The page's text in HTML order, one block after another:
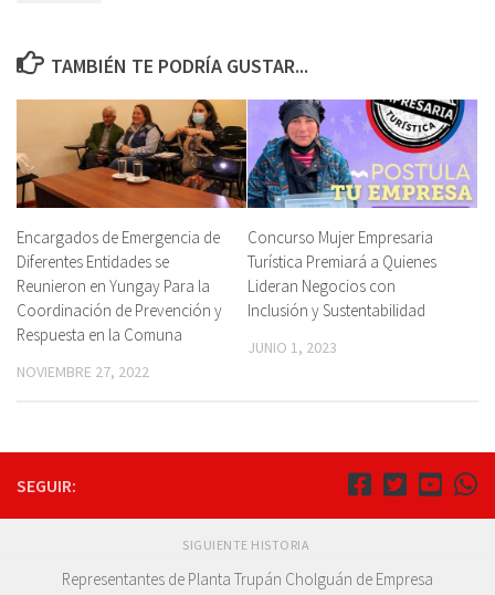
TAMBIÉN TE PODRÍA GUSTAR...
Encargados de Emergencia de
Diferentes Entidades se
Reunieron en Yungay Para la
Coordinación de Prevención y
Respuesta en la Comuna
NOVIEMBRE 27, 2022
Concurso Mujer Empresaria
Turística Premiará a Quienes
Lideran Negocios con
Inclusión y Sustentabilidad
JUNIO 1, 2023
SEGUIR:
SIGUIENTE HISTORIA
Representantes de Planta Trupán Cholguán de Empresa